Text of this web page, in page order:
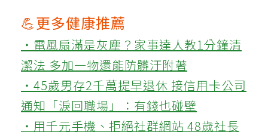
💪更多健康推薦
‧電風扇滿是灰塵？家事達人教1分鐘清
潔法 多加一物還能防髒汙附著
‧45歲男存2千萬提早退休 接信用卡公司
通知「淚回職場」：有錢也碰壁
‧用千元手機、拒絕社群網站 48歲社長